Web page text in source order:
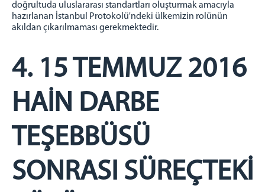
doğrultuda uluslararası standartları oluşturmak amacıyla
hazırlanan İstanbul Protokolü'ndeki ülkemizin rolünün
akıldan çıkarılmaması gerekmektedir.
4. 15 TEMMUZ 2016
HAİN DARBE
TEŞEBBÜSÜ
SONRASI SÜREÇTEKİ